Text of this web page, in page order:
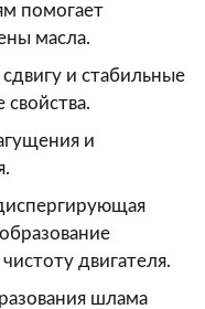
помогает
масла.
и стабильные
и
двигателя.
шлама